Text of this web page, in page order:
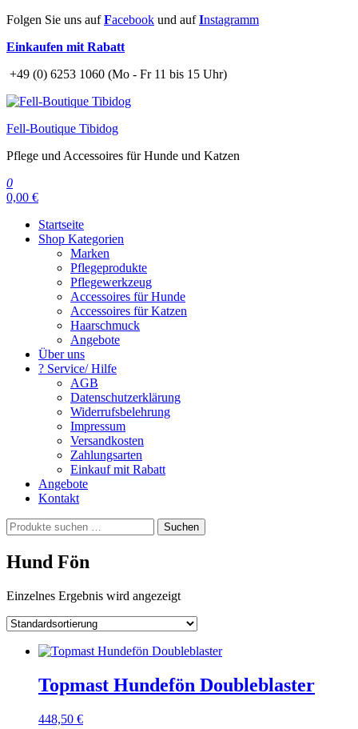
Zum
springen
Folgen Sie uns aufFacebook und aufInstagramm
Einkaufen mit Rabatt
+49 (0) 6253 1060 (Mo - Fr 11 bis 15 Uhr)
Fell-Boutique Tibidog
Pflege und Accessoires für Hunde und Katzen
0
0,00 €
Startseite
Shop Kategorien
Marken
Pflegeprodukte
Pflegewerkzeug
Accessoires für Hunde
Accessoires für Katzen
Haarschmuck
Angebote
Über uns
? Service/ Hilfe
AGB
Datenschutzerklärung
Widerrufsbelehrung
Impressum
Versandkosten
Zahlungsarten
Einkauf mit Rabatt
Angebote
Kontakt
Suchen
nach:
Suchen
Hund Fön
Einzelnes Ergebnis wird angezeigt
Topmast Hundefön Doubleblaster
448,50 €